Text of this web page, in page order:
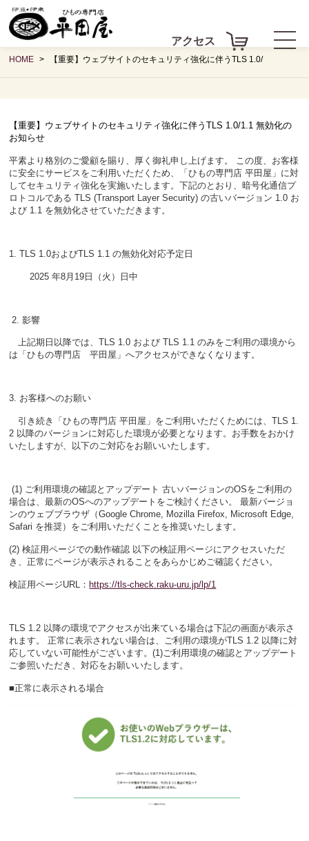
アクセス
HOME 【重要】ウェブサイトのセキュリティ強化に伴うTLS 1.0/
【重要】ウェブサイトのセキュリティ強化に伴うTLS 1.0/1.1 無効化の
お知らせ
平素より格別のご愛顧を賜り、厚く御礼申し上げます。 この度、お客様
に安全にサービスをご利用いただくため、「ひもの専門店 平田屋」に対
してセキュリティ強化を実施いたします。下記のとおり、暗号化通信プ
ロトコルである TLS (Transport Layer Security) の古いバージョン 1.0 お
よび 1.1 を無効化させていただきます。
1. TLS 1.0およびTLS 1.1 の無効化対応予定日
2025 年8月19日（火）日中
2. 影響
上記期日以降では、TLS 1.0 および TLS 1.1 のみをご利用の環境から
は「ひもの専門店 平田屋」へアクセスができなくなります。
3. お客様へのお願い
引き続き「ひもの専門店 平田屋」をご利用いただくためには、TLS 1.
2 以降のバージョンに対応した環境が必要となります。お手数をおかけ
いたしますが、以下のご対応をお願いいたします。
(1) ご利用環境の確認とアップデート 古いバージョンのOSをご利用の
場合は、最新のOSへのアップデートをご検討ください。 最新バージョ
ンのウェブブラウザ（Google Chrome, Mozilla Firefox, Microsoft Edge,
Safari を推奨）をご利用いただくことを推奨いたします。
(2) 検証用ページでの動作確認 以下の検証用ページにアクセスいただ
き、正常にページが表示されることをあらかじめご確認ください。
検証用ページURL： https://tls-check.raku-uru.jp/lp/1
TLS 1.2 以降の環境でアクセスが出来ている場合は下記の画面が表示さ
れます。 正常に表示されない場合は、ご利用の環境がTLS 1.2 以降に対
応していない可能性がございます。(1)ご利用環境の確認とアップデート
ご参照いただき、対応をお願いいたします。
■正常に表示される場合